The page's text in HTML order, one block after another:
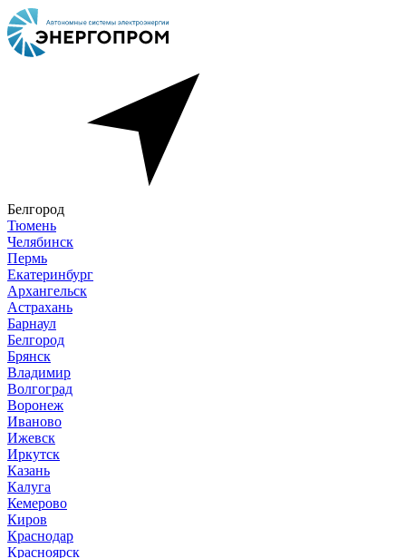
Белгород
Тюмень
Челябинск
Пермь
Екатеринбург
Архангельск
Астрахань
Барнаул
Белгород
Брянск
Владимир
Волгоград
Воронеж
Иваново
Ижевск
Иркутск
Казань
Калуга
Кемерово
Киров
Краснодар
Красноярск